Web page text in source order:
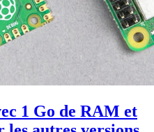
1 Go de RAM et